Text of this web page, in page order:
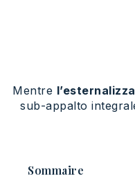
Mentre
sub-appalto
Sommaire